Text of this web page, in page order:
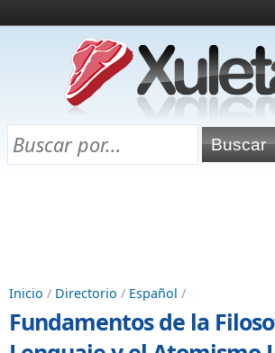
¿Qué es esto?
Directorio
Chuletas para exámenes
Inicio / Directorio / Español /
Fundamentos de la